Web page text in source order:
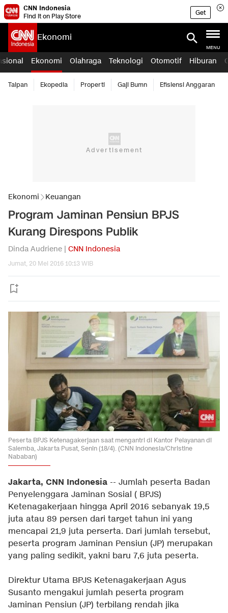
CNN Indonesia
Find it on Play Store
Get
Ekonomi
MENU
Ekonomi Olahraga Teknologi Otomotif Hiburan
Taipan Ekopedia Properti Gaji Bumn Efisiensi Anggaran
Ekonomi Keuangan
Program Jaminan Pensiun BPJS
Kurang Direspons Publik
Dinda Audriene | CNN Indonesia
Jumat, 20 Mei 2016 10:13 WIB
Peserta BPJS Ketenagakerjaan saat mengantri di Kantor Pelayanan di
Salemba, Jakarta Pusat, Senin (18/4). (CNN Indonesia/Christine
Nababan)
Jakarta, CNN Indonesia -- Jumlah peserta Badan
Penyelenggara Jaminan Sosial ( BPJS)
Ketenagakerjaan hingga April 2016 sebanyak 19,5
juta atau 89 persen dari target tahun ini yang
mencapai 21,9 juta perserta. Dari jumlah tersebut,
peserta program Jaminan Pensiun (JP) merupakan
yang paling sedikit, yakni baru 7,6 juta peserta.
Direktur Utama BPJS Ketenagakerjaan Agus
Susanto mengakui jumlah peserta program
Jaminan Pensiun (JP) terbilang rendah jika